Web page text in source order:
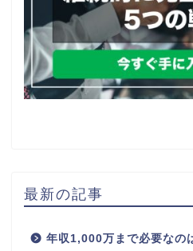
最新の記事
年収1,000万まで必要なの